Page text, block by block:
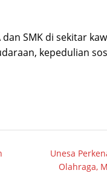
SMK di sekitar
kepedulian
Unesa
Olahraga,